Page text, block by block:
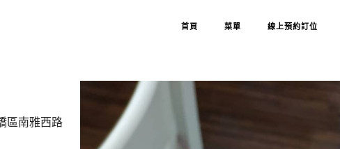
首頁 菜單 線上預約訂位
區南雅西路